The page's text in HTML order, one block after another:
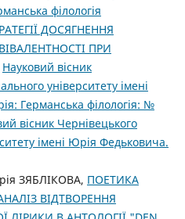
філологія
ДОСЯГНЕННЯ
ПРИ
Науковий вісник
університету імені
Германська філологія: №
вісник Чернівецького
імені Юрія Федьковича.
ЗЯБЛІКОВА, ПОЕТИКА
ВІДТВОРЕННЯ